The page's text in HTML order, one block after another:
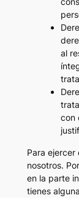
al
con
Para
nosotros.
en la parte
tienes